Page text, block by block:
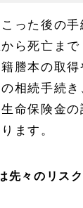
った後の手
ら死亡まで
謄本の取
相続手続
生命保険金
ます。
先々のリス